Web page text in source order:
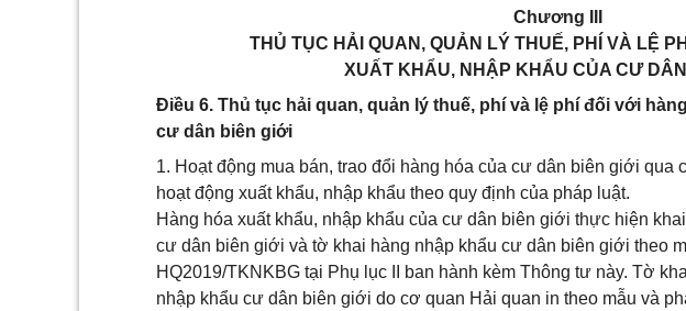
Chương III
THỦ TỤC HẢI QUAN, QUẢN LÝ THUẾ, PHÍ VÀ LỆ
XUẤT KHẨU, NHẬP KHẨU CỦA CƯ
Điều 6. Thủ tục hải quan, quản lý thuế, phí và lệ phí đối với
cư dân biên giới
1. Hoạt động mua bán, trao đổi hàng hóa của cư dân biên giới
hoạt động xuất khẩu, nhập khẩu theo quy định của pháp luật.
Hàng hóa xuất khẩu, nhập khẩu của cư dân biên giới thực hiện
cư dân biên giới và tờ khai hàng nhập khẩu cư dân biên giới theo
HQ2019/TKNKBG tại Phụ lục II ban hành kèm Thông tư này. Tờ
nhập khẩu cư dân biên giới do cơ quan Hải quan in theo mẫu và